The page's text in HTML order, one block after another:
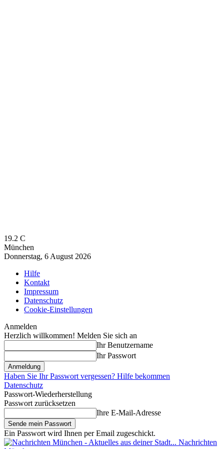
19.2 C
München
Donnerstag, 6 August 2026
Hilfe
Kontakt
Impressum
Datenschutz
Cookie-Einstellungen
Anmelden
Herzlich willkommen! Melden Sie sich an
Ihr Benutzername
Ihr Passwort
Haben Sie Ihr Passwort vergessen? Hilfe bekommen
Datenschutz
Passwort-Wiederherstellung
Passwort zurücksetzen
Ihre E-Mail-Adresse
Ein Passwort wird Ihnen per Email zugeschickt.
Nachrichten